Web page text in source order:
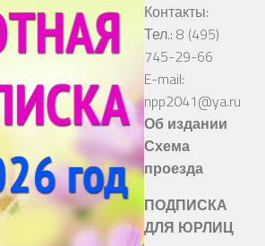
Контакты:
Тел.: 8 (495)
745-29-66
E-mail:
npp2041@ya.ru
Об издании
Схема
проезда
ПОДПИСКА
ДЛЯ ЮРЛИЦ